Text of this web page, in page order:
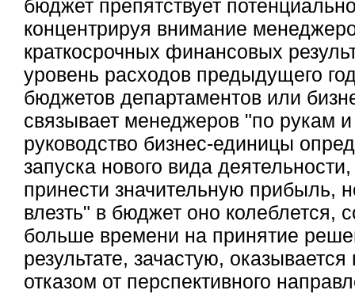
бюджет препятствует
концентрируя внимание
краткосрочных финансовых
уровень расходов предыдущего
бюджетов департаментов или
связывает менеджеров "по рукам
руководство бизнес-единицы
запуска нового вида
принести значительную прибыль,
влезть" в бюджет оно колеблется,
больше времени на принятие
результате, зачастую,
отказом от перспективного